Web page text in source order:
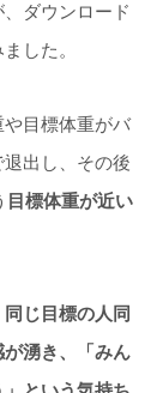
ダウンロード
した。
目標体重がバ
出し、 その後
目標体重が近い
同じ目標の人同
湧き、「みん